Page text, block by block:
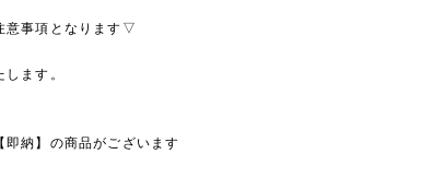
意事項となります▽
ます。
即納】の商品がございます